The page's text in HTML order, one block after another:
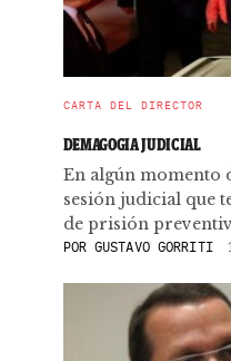
CARTA DEL DIRECTOR
DEMAGOGIA JUDICIAL
En algún momento
sesión judicial que
de prisión
POR GUSTAVO GORRITI